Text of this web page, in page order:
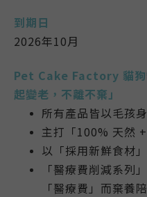
到期日
2026年10月
Pet Cake Factory 貓狗
起變老，不離不棄」
所有產品皆以毛孩
主打「100% 天然
以「採用新鮮食材
「醫療費削減系列
「醫療費」而棄養